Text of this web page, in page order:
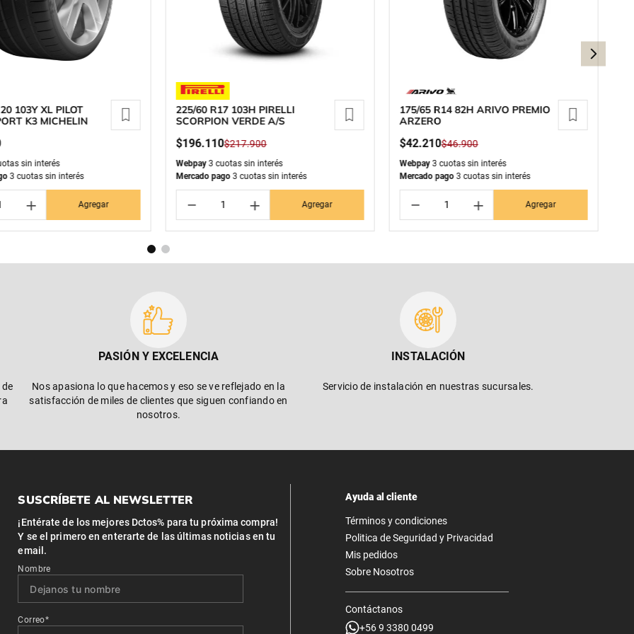
103Y XL PILOT
K3 MICHELIN
sin interés
3 cuotas sin interés
＋ Agregar
225/60 R17 103H PIRELLI
SCORPION VERDE A/S
$196.110$217.900
Webpay 3 cuotas sin interés
Mercado pago 3 cuotas sin interés
＋
－ Agregar
175/65 R14 82H ARIVO PREMIO
ARZERO
$42.210$46.900
Webpay3 cuotas sin interés
Mercado pago3 cuotas sin interés
＋
－ Agregar
PASIÓN Y EXCELENCIA
Nos apasiona lo que hacemos y eso se ve reflejado en la
satisfacción de miles de clientes que siguen confiando en
nosotros.
INSTALACIÓN
Servicio de instalación en nuestras sucursales.
SUSCRÍBETE AL NEWSLETTER
¡Entérate de los mejores Dctos% para tu próxima compra!
Y se el primero en enterarte de las últimas noticias en tu
email.
Nombre
Correo*
Ayuda al cliente
Términos y condiciones
Politica de Seguridad y Privacidad
Mis pedidos
Sobre Nosotros
Contáctanos
+56 9 3380 0499